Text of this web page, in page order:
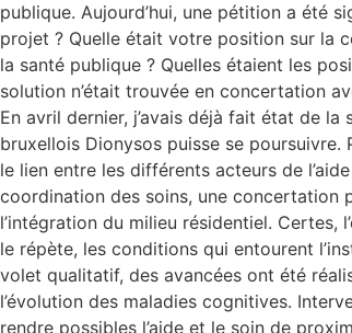
publique. Aujourd’hui, une pétition a été
projet ? Quelle était votre position sur la
la santé publique ? Quelles étaient les
solution n’était trouvée en concertation
En avril dernier, j’avais déjà fait état de
bruxellois Dionysos puisse se
le lien entre les différents acteurs de
coordination des soins, une concertation
l’intégration du milieu résidentiel. Certes,
le répète, les conditions qui entourent
volet qualitatif, des avancées ont été
l’évolution des maladies cognitives.
rendre possibles l’aide et le soin de